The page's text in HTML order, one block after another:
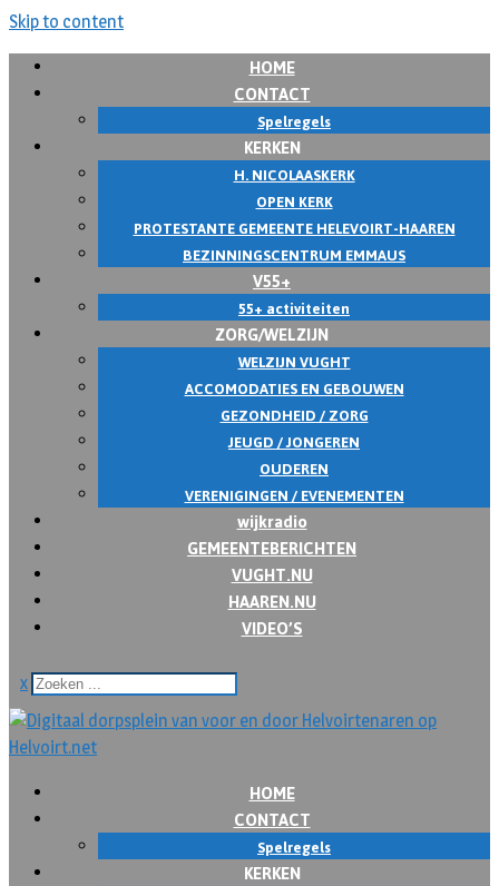
Skip to content
HOME
CONTACT
Spelregels
KERKEN
H. NICOLAASKERK
OPEN KERK
PROTESTANTE GEMEENTE HELEVOIRT-HAAREN
BEZINNINGSCENTRUM EMMAUS
V55+
55+ activiteiten
ZORG/WELZIJN
WELZIJN VUGHT
ACCOMODATIES EN GEBOUWEN
GEZONDHEID / ZORG
JEUGD / JONGEREN
OUDEREN
VERENIGINGEN / EVENEMENTEN
wijkradio
GEMEENTEBERICHTEN
VUGHT.NU
HAAREN.NU
VIDEO’S
x
HOME
CONTACT
Spelregels
KERKEN